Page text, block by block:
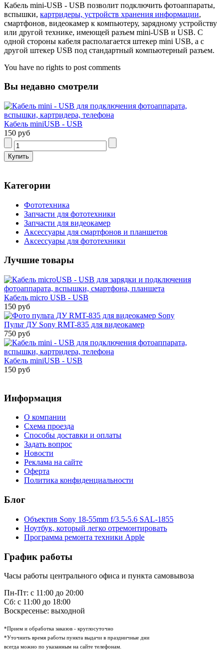
Кабель mini-USB - USB позволит подключить фотоаппараты,
вспышки, картридеры, устройств хранения информации,
смартфонов, видеокамер к компьютеру, зарядному устройству
или другой технике, имеющей разъем mini-USB и USB. C
одной стороны кабеля располагается штекер mini USB, а с
другой штекер USB под стандартный компьютерный разъем.
You have no rights to post comments
Вы недавно смотрели
Кабель miniUSB - USB
150 руб
Категории
Фототехника
Запчасти для фототехники
Запчасти для видеокамер
Аксессуары для смартфонов и планшетов
Аксессуары для фототехники
Лучшие товары
Кабель micro USB - USB
150 руб
Пульт ДУ Sony RMT-835 для видеокамер
750 руб
Кабель miniUSB - USB
150 руб
Информация
О компании
Схема проезда
Способы доставки и оплаты
Задать вопрос
Новости
Реклама на сайте
Оферта
Политика конфиденциальности
Блог
Объектив Sony 18-55mm f/3.5-5.6 SAL-1855
Ноутбук, который легко отремонтировать
Программа ремонта техники Apple
График работы
Часы работы центрального офиса и пункта самовывоза
Пн-Пт: с 11:00 до 20:00
Сб: с 11:00 до 18:00
Воскресенье: выходной
*Прием и обработка заказов - круглосуточно
*Уточнить время работы пункта выдачи в праздничные дни
всегда можно по указанным на сайте телефонам.